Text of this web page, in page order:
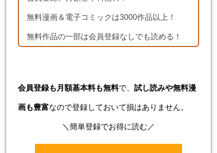
無料漫画＆電子コミックは3000作品以上！
無料作品の一部は会員登録なしでも読める！
会員登録も月額基本料も無料で、 試し読みや無料漫
画も豊富なので登録しておいて損はありません。
＼簡単登録でお得に読む／